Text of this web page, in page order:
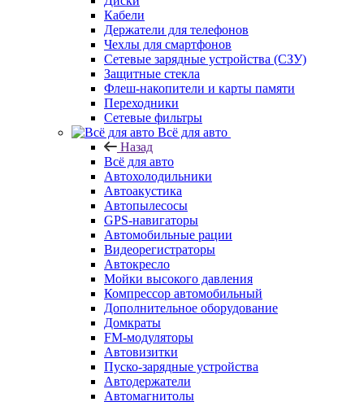
Кабели
Держатели для телефонов
Чехлы для смартфонов
Сетевые зарядные устройства (СЗУ)
Защитные стекла
Флеш-накопители и карты памяти
Переходники
Сетевые фильтры
Всё для авто
Назад
Всё для авто
Автохолодильники
Автоакустика
Автопылесосы
GPS-навигаторы
Автомобильные рации
Видеорегистраторы
Автокресло
Мойки высокого давления
Компрессор автомобильный
Дополнительное оборудование
Домкраты
FM-модуляторы
Автовизитки
Пуско-зарядные устройства
Автодержатели
Автомагнитолы